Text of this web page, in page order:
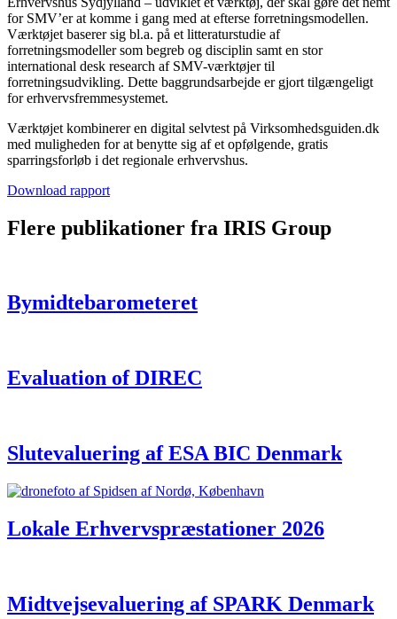
for SMV’er at komme i gang med at efterse forretningsmodellen.
Værktøjet baserer sig bl.a. på et litteraturstudie af
forretningsmodeller som begreb og disciplin samt en stor
international desk research af SMV-værktøjer til
forretningsudvikling. Dette baggrundsarbejde er gjort tilgængeligt
for erhvervsfremmesystemet.
Værktøjet kombinerer en digital selvtest på Virksomhedsguiden.dk
med muligheden for at benytte sig af et opfølgende, gratis
sparringsforløb i det regionale erhvervshus.
Download rapport
Flere publikationer fra IRIS Group
Bymidtebarometeret
Evaluation of DIREC
Slutevaluering af ESA BIC Denmark
Lokale Erhvervspræstationer 2026
Midtvejsevaluering af SPARK Denmark